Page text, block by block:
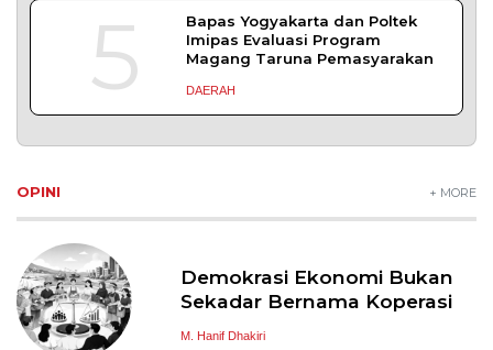
5
Bapas Yogyakarta dan Poltek
Imipas Evaluasi Program
Magang Taruna Pemasyarakan
DAERAH
OPINI + MORE
Demokrasi Ekonomi Bukan
Sekadar Bernama Koperasi
M. Hanif Dhakiri